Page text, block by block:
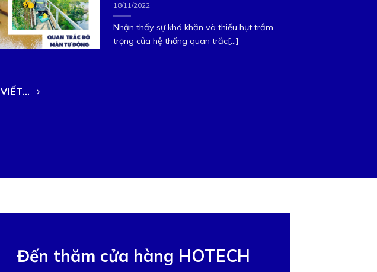
18/11/2022
Nhận thấy sự khó khăn và thiếu hụt trầm
trọng của hệ thống quan trắc[...]
Đến thăm cửa hàng HOTECH